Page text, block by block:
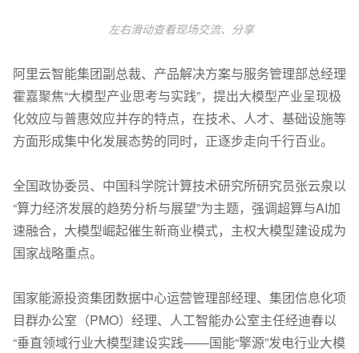
左右滑动查看现场交流、分享
阿里云智能集团副总裁、产品解决方案与服务管理部总经理
霍嘉聚焦“大模型产业思考与实践”，提出大模型产业呈现极
化效应与普惠效应并存的特点，在技术、人才、基础设施等
方面形成集中化发展态势的同时，正逐步走向千行百业。
全国政协委员、中国科学院计算技术研究所研究员张云泉以
“算力经济发展的趋势分析与展望”为主题，强调超算与AI加
速融合，大模型崛起催生新商业模式，主权大模型建设成为
国家战略重点。
国家能源投资集团数据中心运营管理部经理、集团信息化项
目群办公室（PMO）经理、人工智能办公室主任经迪春以
“垂直领域行业大模型建设实践——国能“擎源”发电行业大模